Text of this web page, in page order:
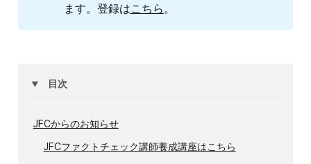
ます。登録はこちら。
目次
JFCからのお知らせ
JFCファクトチェック講師養成講座はこちら